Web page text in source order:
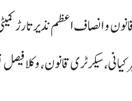
و انصاف اعظم نذیر تارڑ
سیکرٹری قانون، وکلا فیصل